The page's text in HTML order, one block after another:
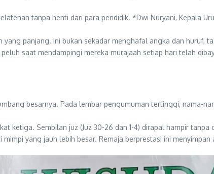
tanpa henti dari para pendidik. *Dwi Nuryani, Kepala
panjang. Ini bukan sekadar menghafal angka dan huruf,
saat mendampingi mereka murajaah setiap hari telah
besarnya. Pada lembar pengumuman tertinggi, nama-
ketiga. Sembilan juz (Juz 30-26 dan 1-4) dirapal hampir
yang jauh lebih besar. Remaja berprestasi ini